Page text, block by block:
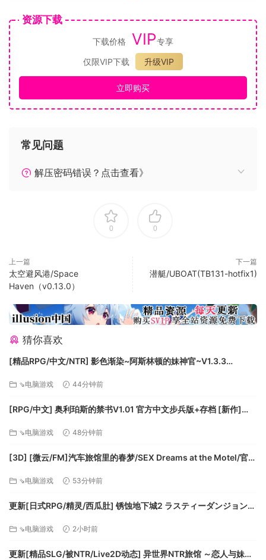
从众多国家和地区中选择一个作为出发点，设置获胜条件、车
辆类型等。独自享受旅程或与几个对手进行竞争。你可以玩一
个完全由你定制的游戏。
管理你的运输团队，并从3个交通种类中的超过27种款型
在真实世界地图上开展运营
独自运营或与竞争对手比赛
用4种不同的难度挑战自己
调整工资，避免员工罢工
逐步积攒资金，或通过贷款来迅速提高流动资金
系统需求
Windows
处理器: 2 GHz
显卡: 512 MB
存储空间: 需要 500 MB 可用空间
资源下载
下载价格 VIP专享
仅限VIP下载
升级VIP
立即购买
常见问题
解压密码错误？点击查看》
0 0
上一篇
太空避风港/Space
Haven（v0.13.0）
下一篇
潜艇/UBOAT(TB131-hotfix1)
猜你喜欢
[精品RPG/中文/NTR] 影色渐染~阿斯林顿的妹神官~V1.3.3
[FM/7.5G/百度]
⇘电脑游戏 44分钟前
[RPG/中文] 奥利珀斯的禁书V1.01 官方中文步兵版+存档 [新作]
⇘电脑游戏 48分钟前
[3D] [微云/FM]汽车旅馆里的春梦/SEX Dreams at the Motel/官中
⇘电脑游戏 53分钟前
更新[日式RPG/精灵/西瓜肚] 锈蚀地下城2 ラスティーダンジョン2
⇘电脑游戏 2小时前
更新[精品SLG/被NTR/Live2D动态] 异世界NTR旅馆 ～恋人与妹妹